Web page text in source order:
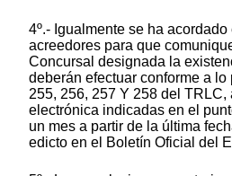
4º.- Igualmente se ha
acreedores para que
Concursal designada la
deberán efectuar conforme a
255, 256, 257 Y 258 del
electrónica indicadas en el
un mes a partir de la última
edicto en el Boletín Oficial del